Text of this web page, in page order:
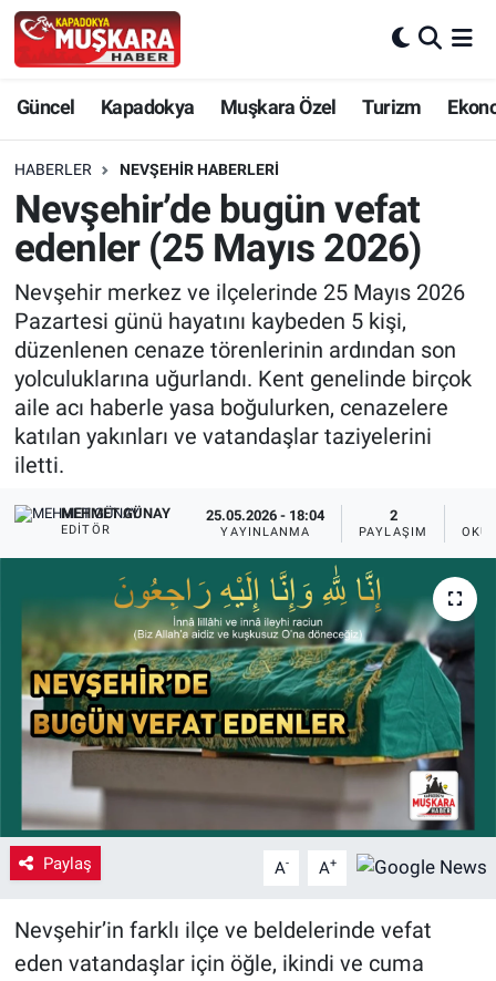
Güncel Kapadokya Muşkara Özel Turizm
HABERLER NEVŞEHIR HABERLERI
Nevşehir’de bugün vefat
edenler (25 Mayıs 2026)
Nevşehir merkez ve ilçelerinde 25 Mayıs 2026
Pazartesi günü hayatını kaybeden 5 kişi,
düzenlenen cenaze törenlerinin ardından son
yolculuklarına uğurlandı. Kent genelinde birçok
aile acı haberle yasa boğulurken, cenazelere
katılan yakınları ve vatandaşlar taziyelerini
iletti.
MEHMET GÜNAY
EDITÖR
25.05.2026 - 18:04
YAYINLANMA
2
PAYLAŞIM
Paylaş A- A+
Nevşehir’in farklı ilçe ve beldelerinde vefat
eden vatandaşlar için öğle, ikindi ve cuma
Güncel
SEÇİM
Muşkara Özel
Ekonomi
Kapadokya
Turizm
Kültür - Sanat
Yaşam
VEFATLAR
Nevşehir Hava Durumu
Nevşehir Trafik Yoğunluk Haritası
Süper Lig Puan Durumu ve Fikstür
Tüm Manşetler
Son Dakika Haberleri
Haber Arşivi